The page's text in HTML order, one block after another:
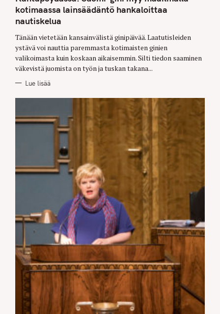
R
E
kotimaassa lainsäädäntö hankaloittaa
nautiskelua
Tänään vietetään kansainvälistä ginipäivää. Laatutisleiden
ystävä voi nauttia paremmasta kotimaisten ginien
valikoimasta kuin koskaan aikaisemmin. Silti tiedon saaminen
väkevistä juomista on työn ja tuskan takana...
Lue lisää